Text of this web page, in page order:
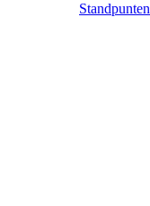
Standpunten